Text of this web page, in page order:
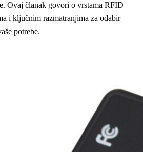
Ovaj članak govori o vrstama RFID
i ključnim razmatranjima za odabir
potrebe.